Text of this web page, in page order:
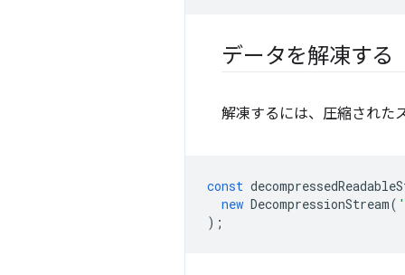
データを解凍する
解凍するには、圧縮された
const
new DecompressionStream(
);